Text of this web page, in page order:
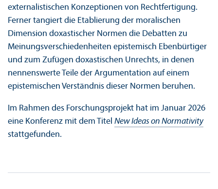
externalistischen Konzeptionen von Rechtfertigung.
Ferner tangiert die Etablierung der moralischen
Dimension doxastischer Normen die Debatten zu
Meinungs­verschiedenheiten epistemisch Ebenbürtiger
und zum Zufügen doxastischen Unrechts, in denen
nennenswerte Teile der Argumentation auf einem
epistemischen Verständnis dieser Normen beruhen.
Im Rahmen des Forschungs­projekt hat im Januar 2026
eine Konferenz mit dem Titel New Ideas on Normativity
stattgefunden.